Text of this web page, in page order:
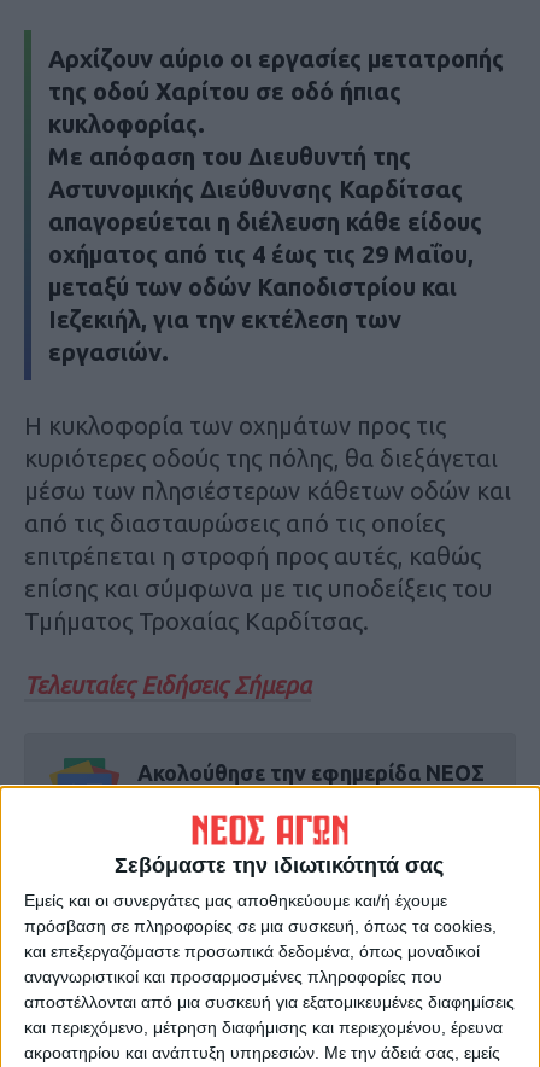
Σεβόμαστε την ιδιωτικότητά σας
Εμείς και οι συνεργάτες μας αποθηκεύουμε και/ή έχουμε
πρόσβαση σε πληροφορίες σε μια συσκευή, όπως τα cookies,
και επεξεργαζόμαστε προσωπικά δεδομένα, όπως μοναδικοί
αναγνωριστικοί και προσαρμοσμένες πληροφορίες που
αποστέλλονται από μια συσκευή για εξατομικευμένες διαφημίσεις
και περιεχόμενο, μέτρηση διαφήμισης και περιεχομένου, έρευνα
ακροατηρίου και ανάπτυξη υπηρεσιών. Με την άδειά σας, εμείς
Αρχίζουν αύριο οι εργασίες μετατροπής
της οδού Χαρίτου σε οδό ήπιας
κυκλοφορίας.
Με απόφαση του Διευθυντή της
Αστυνομικής Διεύθυνσης Καρδίτσας
απαγορεύεται η διέλευση κάθε είδους
οχήματος από τις 4 έως τις 29 Μαΐου,
μεταξύ των οδών Καποδιστρίου και
Ιεζεκιήλ, για την εκτέλεση των
εργασιών.
Η κυκλοφορία των οχημάτων προς τις
κυριότερες οδούς της πόλης, θα διεξάγεται
μέσω των πλησιέστερων κάθετων οδών και
από τις διασταυρώσεις από τις οποίες
επιτρέπεται η στροφή προς αυτές, καθώς
επίσης και σύμφωνα με τις υποδείξεις του
Τμήματος Τροχαίας Καρδίτσας.
Τελευταίες Ειδήσεις Σήμερα
Ακολούθησε την εφημερίδα ΝΕΟΣ
Όλες οι εξελίξεις στην περιοχή της
Καρδίτσας και ευρύτερα της Θεσσαλίας
ΠΡΟΗΓΟΥΜΕΝΟ ΑΡΘΡΟ
Τροχαίο με υλικές ζημιές στο
κέντρο της Καρδίτσας
Συναγερμός στην ΕΕ για τα
τρόφιμα: Προμήθειες 10
ημερών στη Γερμανία και
«Plan B» του Μακρόν